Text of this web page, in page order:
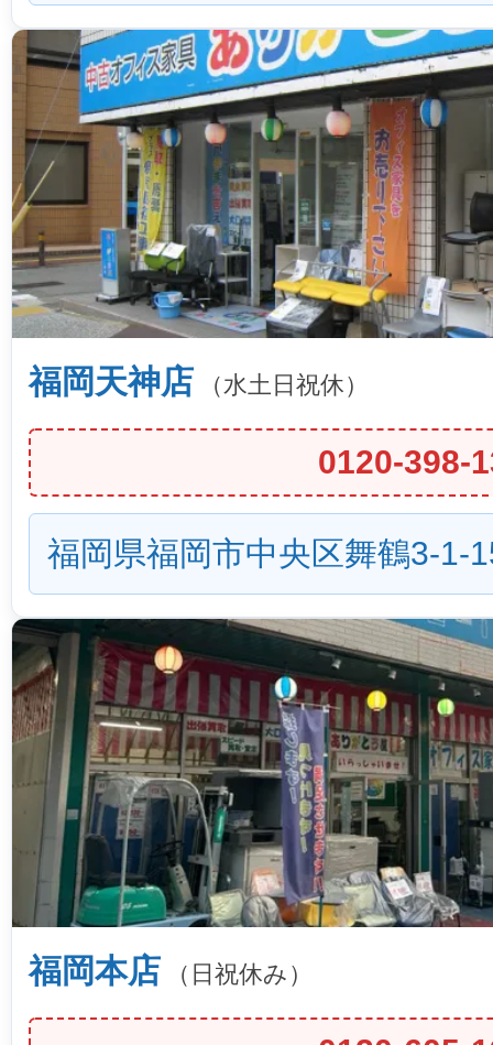
福岡天神店 （水土日祝休）
0120-398-
福岡県福岡市中央区舞鶴3-1-
福岡本店 （日祝休み）